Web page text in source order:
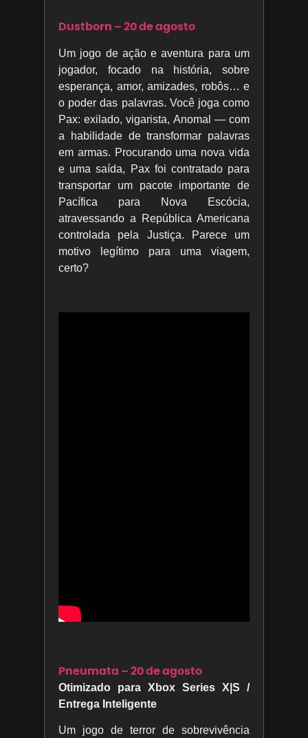
Dustborn – 20 de agosto
Um jogo de ação e aventura para um
jogador, focado na história, sobre
esperança, amor, amizades, robôs… e
o poder das palavras. Você joga como
Pax: exilado, vigarista, Anomal — com
a habilidade de transformar palavras
em armas. Procurando uma nova vida
e uma saída, Pax foi contratado para
transportar um pacote importante de
Pacífica para Nova Escócia,
atravessando a República Americana
controlada pela Justiça. Parece um
motivo legítimo para uma viagem,
certo?
Pneumata – 20 de agosto
Otimizado para Xbox Series X|S /
Entrega Inteligente
Um jogo de terror de sobrevivência